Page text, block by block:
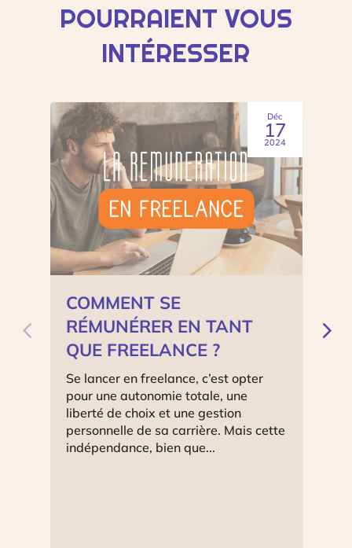
POURRAIENT VOUS
INTÉRESSER
Déc
17
2024
COMMENT SE
RÉMUNÉRER EN TANT
QUE FREELANCE ?
Se lancer en freelance, c’est opter
pour une autonomie totale, une
liberté de choix et une gestion
personnelle de sa carrière. Mais cette
indépendance, bien que...